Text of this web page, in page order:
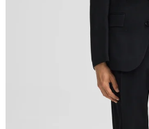
Bügeln bei geringer Temperatur